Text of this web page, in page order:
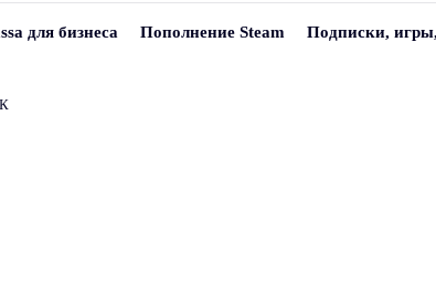
для бизнеса Пополнение Steam Подписки,